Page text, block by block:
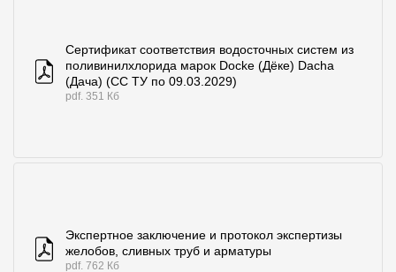
Сертификат соответствия водосточных систем из
поливинилхлорида марок Docke (Дёке) Dacha
(Дача) (СС ТУ по 09.03.2029)
pdf. 351 Кб
Экспертное заключение и протокол экспертизы
желобов, сливных труб и арматуры
pdf. 762 Кб